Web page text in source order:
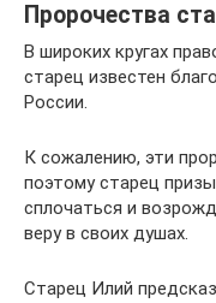
Пророчества
В широких кругах
старец известен
России.
К сожалению, эти
поэтому старец
сплочаться и
веру в своих душах.
Старец Илий